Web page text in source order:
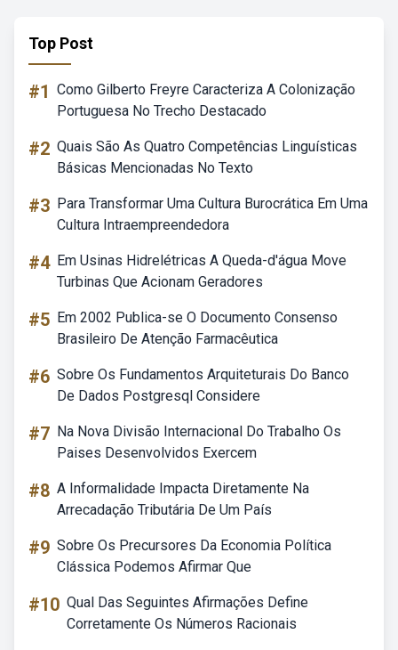
Top Post
#1 Como Gilberto Freyre Caracteriza A Colonização
Portuguesa No Trecho Destacado
#2 Quais São As Quatro Competências Linguísticas
Básicas Mencionadas No Texto
#3 Para Transformar Uma Cultura Burocrática Em Uma
Cultura Intraempreendedora
#4 Em Usinas Hidrelétricas A Queda-d'água Move
Turbinas Que Acionam Geradores
#5 Em 2002 Publica-se O Documento Consenso
Brasileiro De Atenção Farmacêutica
#6 Sobre Os Fundamentos Arquiteturais Do Banco
De Dados Postgresql Considere
#7 Na Nova Divisão Internacional Do Trabalho Os
Paises Desenvolvidos Exercem
#8 A Informalidade Impacta Diretamente Na
Arrecadação Tributária De Um País
#9 Sobre Os Precursores Da Economia Política
Clássica Podemos Afirmar Que
#10 Qual Das Seguintes Afirmações Define
Corretamente Os Números Racionais